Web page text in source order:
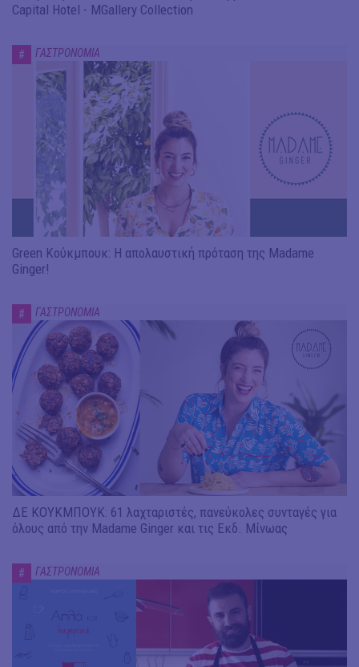
Capital Hotel - MGallery Collection
# ΓΑΣΤΡΟΝΟΜΙΑ
Green Κούκμπουκ: Η απολαυστική πρόταση της Madame
Ginger!
# ΓΑΣΤΡΟΝΟΜΙΑ
ΔΕ ΚΟΥΚΜΠΟΥΚ: 61 λαχταριστές, πανεύκολες συνταγές για
όλους από την Madame Ginger και τις Εκδ. Μίνωας
# ΓΑΣΤΡΟΝΟΜΙΑ